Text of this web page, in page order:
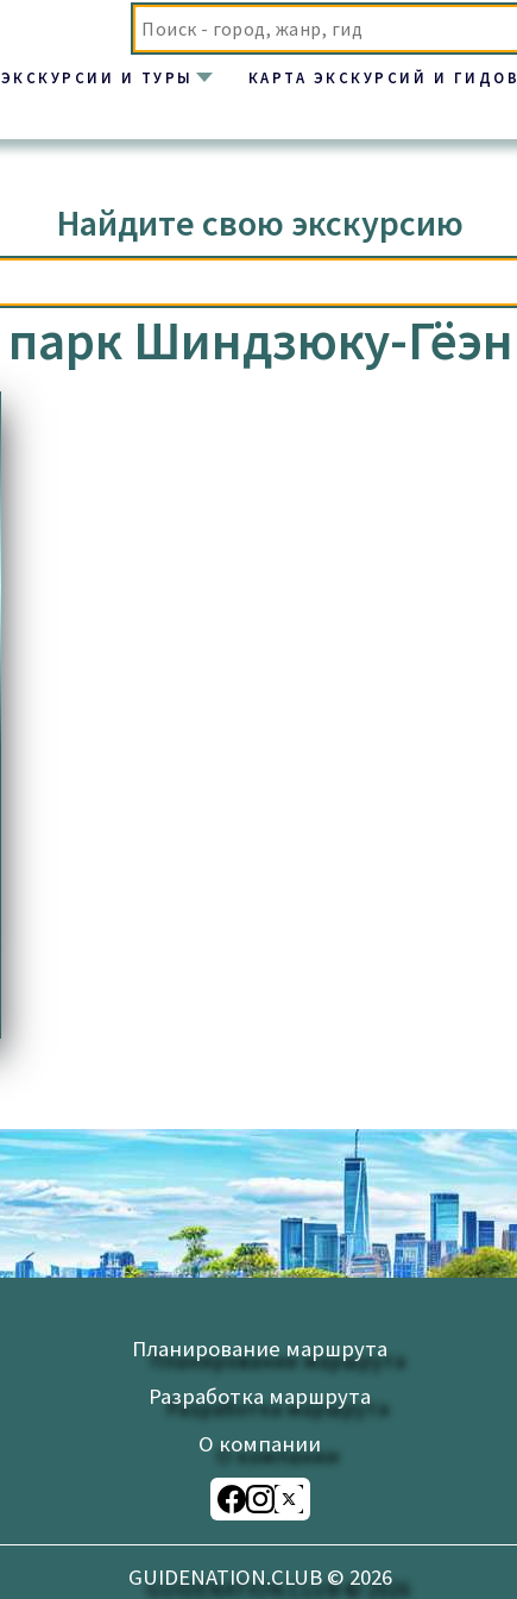
ЭКСКУРСИИ И ТУРЫ КАРТА ЭКСКУРСИЙ И ГИДОВ
Найдите свою экскурсию
парк Шиндзюку-Гёэн
Планирование маршрута
Разработка маршрута
О компании
GUIDENATION.CLUB ©2026